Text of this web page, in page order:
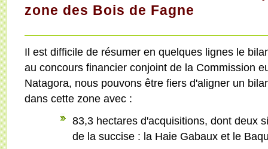
zone des Bois de Fagne
Il est difficile de résumer en quelques lignes le
au concours financier conjoint de la Commission
Natagora, nous pouvons être fiers d'aligner un
dans cette zone avec :
83,3 hectares d'acquisitions, dont deux
de la succise : la Haie Gabaux et le